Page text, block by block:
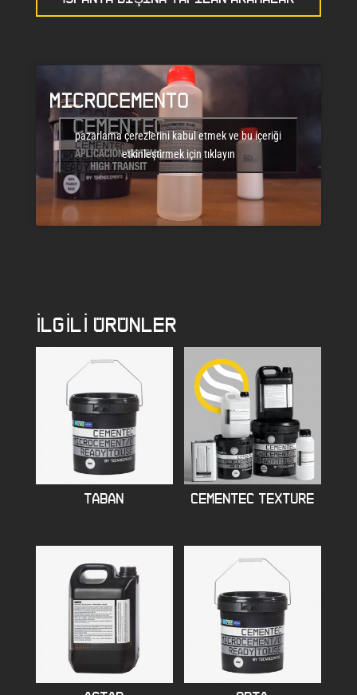
pazarlama çerezlerini kabul etmek ve bu içeriği
etkinleştirmek için tıklayın
İLGILI ÜRÜNLER
TABAN CEMENTEC TEXTURE